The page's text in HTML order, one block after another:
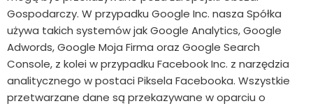
Gospodarczy. W przypadku Google Inc. nasza Spółka
używa takich systemów jak Google Analytics, Google
Adwords, Google Moja Firma oraz Google Search
Console, z kolei w przypadku Facebook Inc. z narzędzia
analitycznego w postaci Piksela Facebooka. Wszystkie
przetwarzane dane są przekazywane w oparciu o